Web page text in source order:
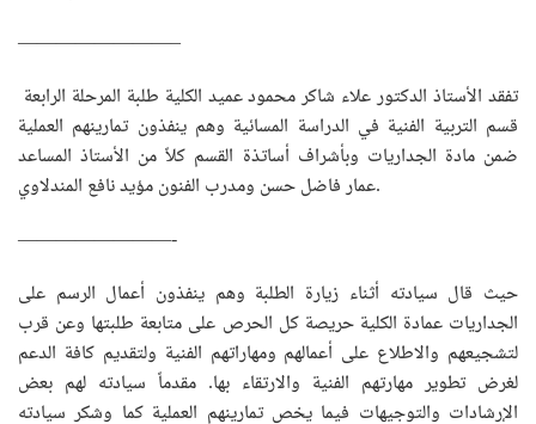
————————–
قسم التربية الفنية في الدراسة المسائية وهم ينفذون تمارينهم العملية
ضمن مادة الجداريات وبأشراف أساتذة القسم كلاً من الأستاذ المساعد
عمار فاضل حسن ومدرب الفنون مؤيد نافع المندلاوي.
————————-
حيث قال سيادته أثناء زيارة الطلبة وهم ينفذون أعمال الرسم على
الجداريات عمادة الكلية حريصة كل الحرص على متابعة طلبتها وعن قرب
لتشجيعهم والاطلاع على أعمالهم ومهاراتهم الفنية ولتقديم كافة الدعم
لغرض تطوير مهارتهم الفنية والارتقاء بها. مقدماً سيادته لهم بعض
الإرشادات والتوجيهات فيما يخص تمارينهم العملية كما وشكر سيادته